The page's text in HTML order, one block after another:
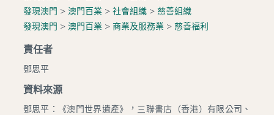
發現澳門 > 澳門百業 > 社會組織> 慈善組織
發現澳門 > 澳門百業 > 商業及服務業 > 慈善福利
責任者
鄧思平
資料來源
鄧思平：《澳門世界遺產》，三聯書店（香港）有限公司、